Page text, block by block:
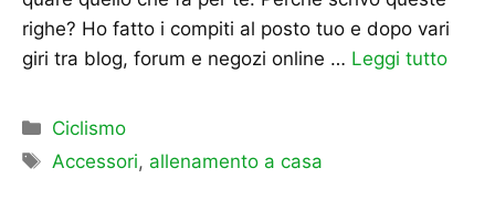
righe? Ho fatto i compiti al posto tuo e dopo vari
giri tra blog, forum e negozi online … Leggi tutto
Categorie
Ciclismo
Tag
Accessori, allenamento a casa